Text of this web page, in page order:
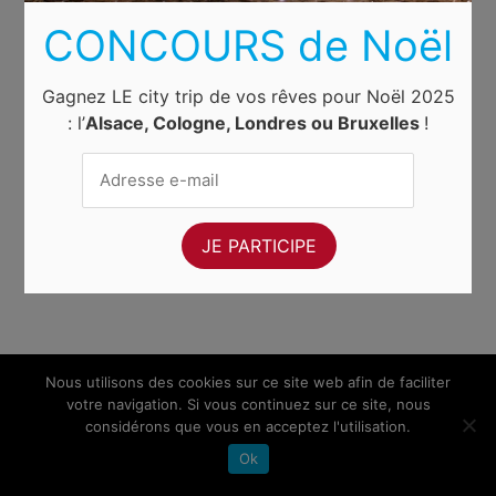
Nous utilisons des cookies sur ce site web afin de faciliter
votre navigation. Si vous continuez sur ce site, nous
considérons que vous en acceptez l'utilisation.
Ok
CONCOURS de Noël
Gagnez LE city trip de vos rêves pour Noël 2025
: l’Alsace, Cologne, Londres ou Bruxelles !